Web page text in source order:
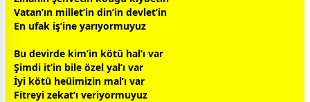
Vatan’ın millet’in din’in devlet’in
En ufak iş’ine yarıyormuyuz
Bu devirde kim’in kötü hal’ı var
Şimdi it’in bile özel yal’ı var
İyi kötü heüimizin mal’ı var
Fitreyi zekat’ı veriyormuyuz